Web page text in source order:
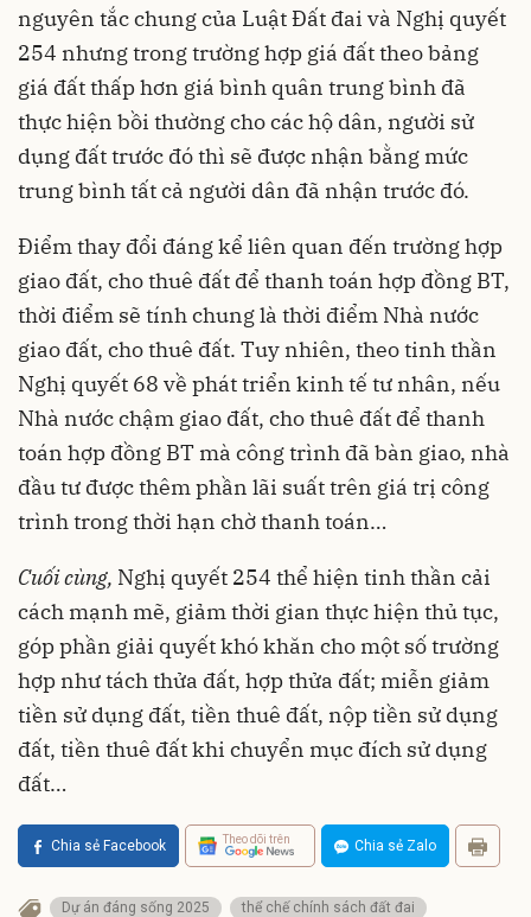
nguyên tắc chung của Luật Đất đai và Nghị quyết
254 nhưng trong trường hợp giá đất theo bảng
giá đất thấp hơn giá bình quân trung bình đã
thực hiện bồi thường cho các hộ dân, người sử
dụng đất trước đó thì sẽ được nhận bằng mức
trung bình tất cả người dân đã nhận trước đó.
Điểm thay đổi đáng kể liên quan đến trường hợp
giao đất, cho thuê đất để thanh toán hợp đồng BT,
thời điểm sẽ tính chung là thời điểm Nhà nước
giao đất, cho thuê đất. Tuy nhiên, theo tinh thần
Nghị quyết 68 về phát triển kinh tế tư nhân, nếu
Nhà nước chậm giao đất, cho thuê đất để thanh
toán hợp đồng BT mà công trình đã bàn giao, nhà
đầu tư được thêm phần lãi suất trên giá trị công
trình trong thời hạn chờ thanh toán…
Cuối cùng, Nghị quyết 254 thể hiện tinh thần cải
cách mạnh mẽ, giảm thời gian thực hiện thủ tục,
góp phần giải quyết khó khăn cho một số trường
hợp như tách thửa đất, hợp thửa đất; miễn giảm
tiền sử dụng đất, tiền thuê đất, nộp tiền sử dụng
đất, tiền thuê đất khi chuyển mục đích sử dụng
đất…
Chia sẻ Facebook Theo dõi trên Chia sẻ Zalo
Dự án đáng sống 2025
thể chế chính sách đất đai